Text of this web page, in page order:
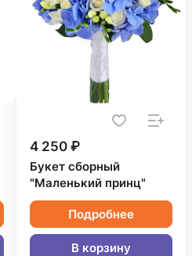
4 250 ₽
Букет сборный
"Маленький принц"
Подробнее
В корзину